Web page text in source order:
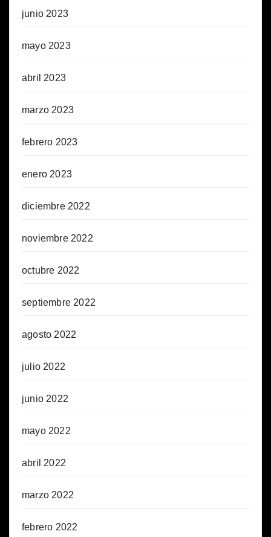
junio 2023
mayo 2023
abril 2023
marzo 2023
febrero 2023
enero 2023
diciembre 2022
noviembre 2022
octubre 2022
septiembre 2022
agosto 2022
julio 2022
junio 2022
mayo 2022
abril 2022
marzo 2022
febrero 2022